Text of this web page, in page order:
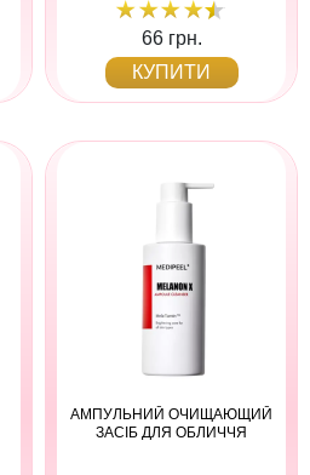
66 грн.
КУПИТИ
АМПУЛЬНИЙ ОЧИЩАЮЩИЙ
ЗАСІБ ДЛЯ ОБЛИЧЧЯ